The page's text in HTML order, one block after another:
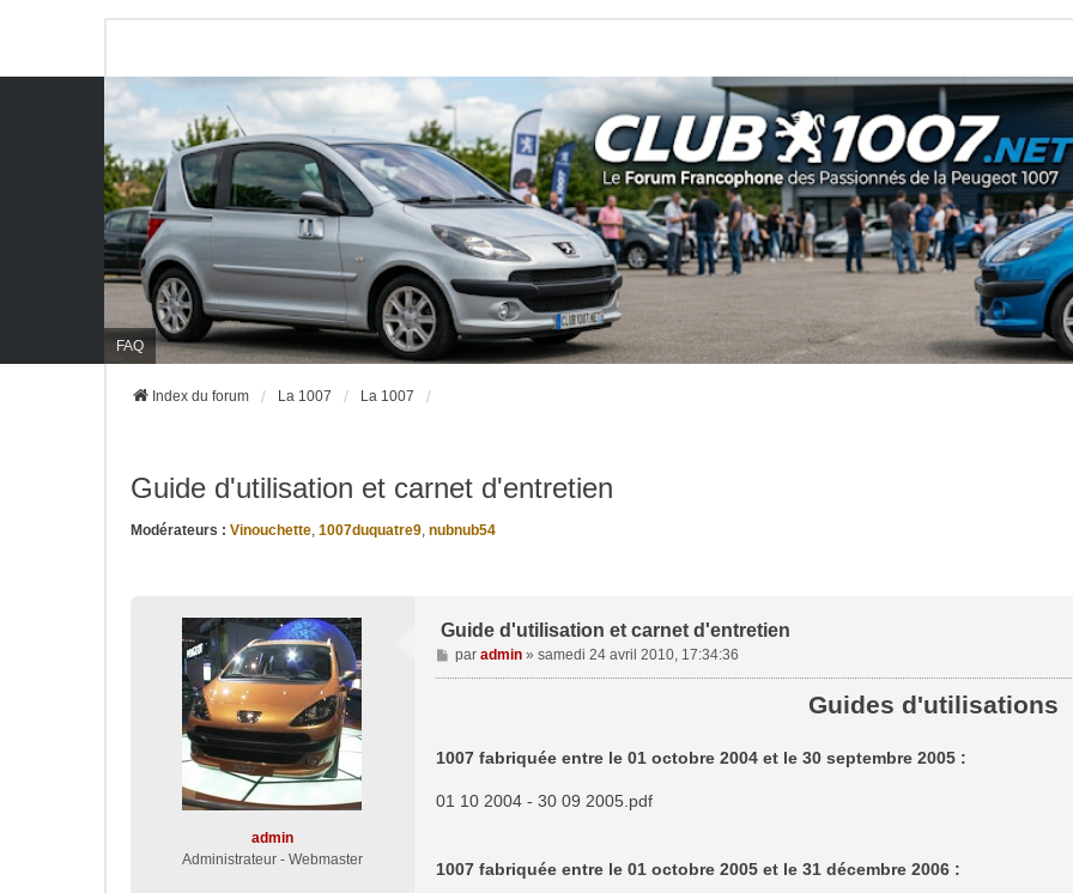
FAQ
Index du forum La 1007 La 1007
Guide d'utilisation et carnet d'entretien
Modérateurs : Vinouchette, 1007duquatre9, nubnub54
admin
Administrateur - Webmaster
Guide d'utilisation et carnet d'entretien
M
e
g
par admin» samedi 24 avril 2010, 17:34:36
Guides d'utilisations
1007 fabriquée entre le 01 octobre 2004 et le 30 septembre 2005 :
01 10 2004 - 30 09 2005.pdf
1007 fabriquée entre le 01 octobre 2005 et le 31 décembre 2006 :